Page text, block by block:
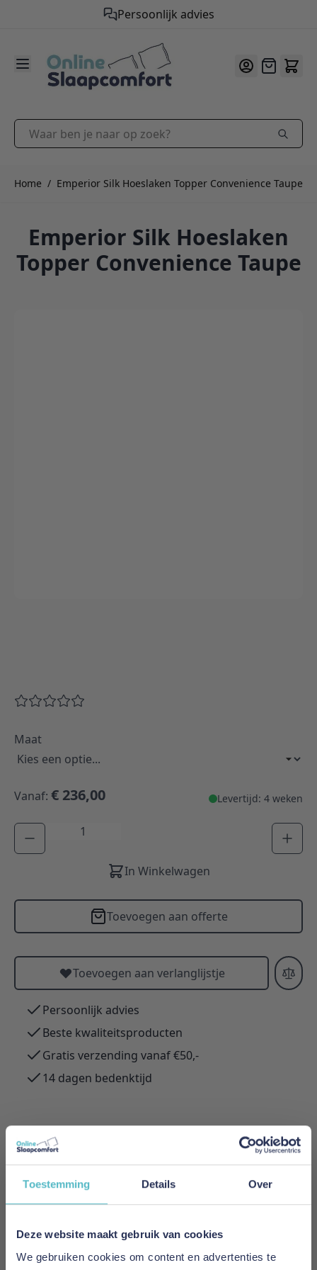
Toestemming Details Over
Deze website maakt gebruik van cookies
We gebruiken cookies om content en advertenties te
Persoonlijk advies
Gratis verzending vanaf €50,-
9.2/10
Offerte
Waar ben je naar op zoek?
Home / Emperior Silk Hoeslaken Topper Convenience Taupe
Emperior Silk Hoeslaken
Topper Convenience Taupe
Maat
Vanaf: € 236,00 Levertijd: 4 weken
Aantal
In Winkelwagen
Toevoegen aan offerte
Toevoegen aan verlanglijstje
Persoonlijk advies
Beste kwaliteitsproducten
Gratis verzending vanaf €50,-
14 dagen bedenktijd
Merk
Levertijd